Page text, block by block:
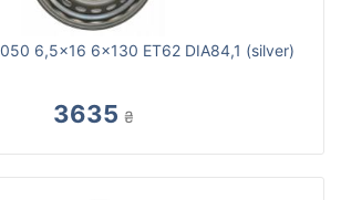
6,5x16 6x130 ET62 DIA84,1 (silver)
3635 ₴